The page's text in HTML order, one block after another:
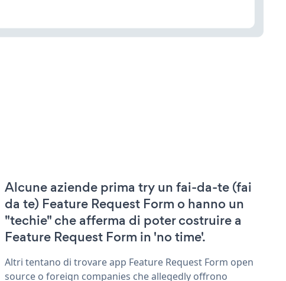
Alcune aziende prima try un fai-da-te (fai
da te) Feature Request Form o hanno un
"techie" che afferma di poter costruire a
Feature Request Form in 'no time'.
Altri tentano di trovare app Feature Request Form open
source o foreign companies che allegedly offrono